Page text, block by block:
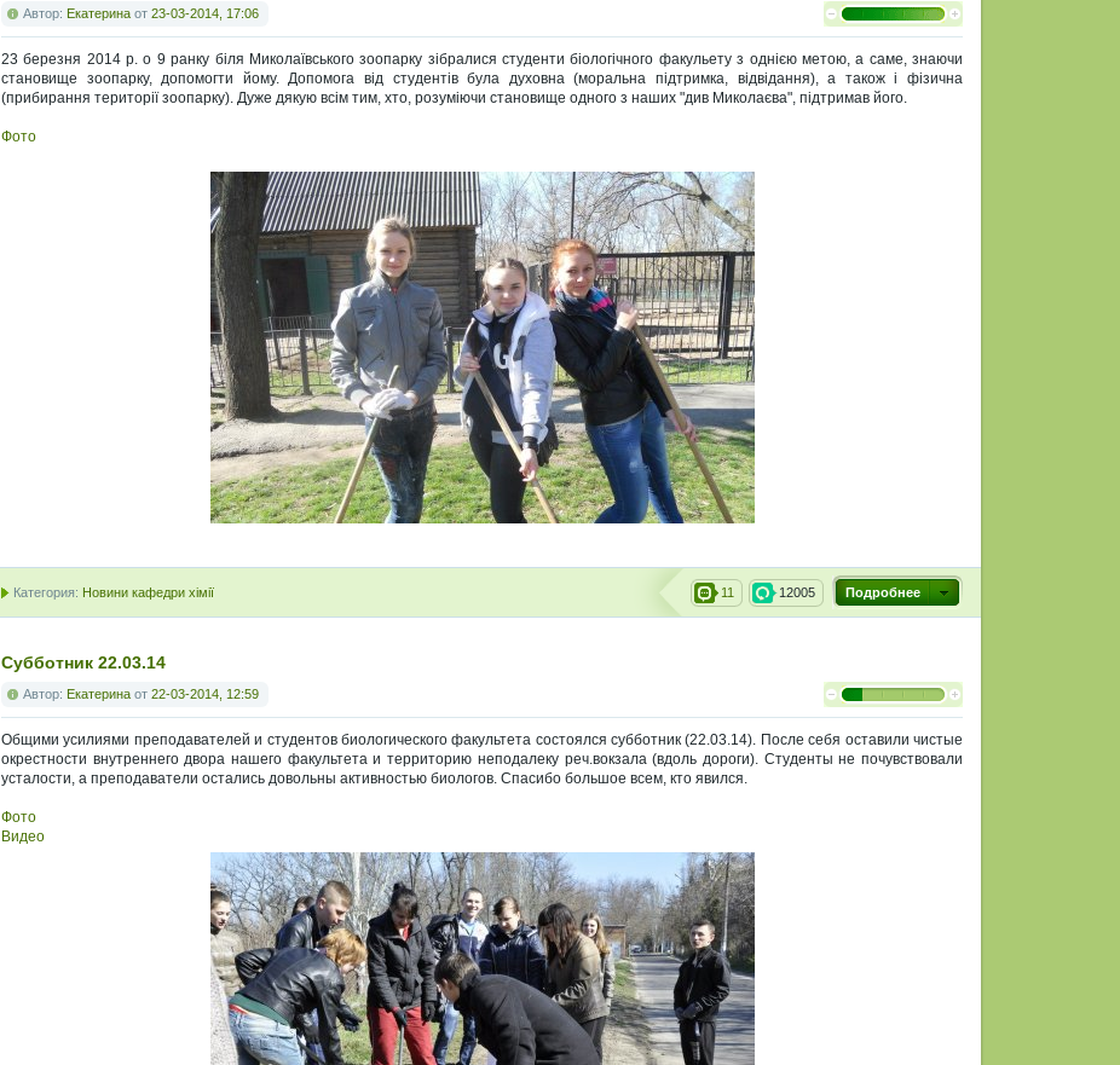
Автор: Екатерина от 23-03-2014, 17:06
23 березня 2014 р. о 9 ранку біля Миколаївського зоопарку зібралися студенти біологічного факульету з однією метою, а саме, знаючи
становище зоопарку, допомогти йому. Допомога від студентів була духовна (моральна підтримка, відвідання), а також і фізична
(прибирання території зоопарку). Дуже дякую всім тим, хто, розуміючи становище одного з наших "див Миколаєва", підтримав його.
Фото
Подробнее
12005
11
Категория: Новини кафедри хімії
Cубботник 22.03.14
Автор: Екатерина от 22-03-2014, 12:59
Общими усилиями преподавателей и студентов биологического факультета состоялся субботник (22.03.14). После себя оставили чистые
окрестности внутреннего двора нашего факультета и территорию неподалеку реч.вокзала (вдоль дороги). Студенты не почувствовали
усталости, а преподаватели остались довольны активностью биологов. Спасибо большое всем, кто явился.
Фото
Видео